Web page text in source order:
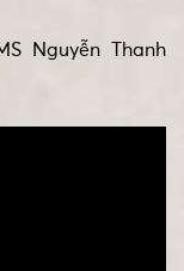
Nguyễn Thanh